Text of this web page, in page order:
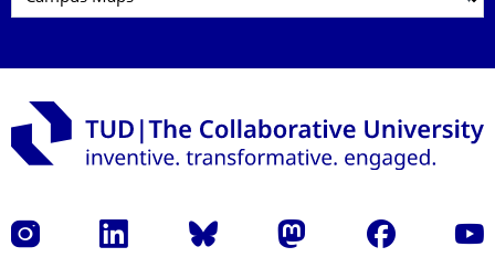
Instagram LinkedIn Bluesky Mastodon Facebook